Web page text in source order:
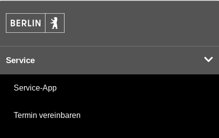
Service
Service-App
Termin vereinbaren